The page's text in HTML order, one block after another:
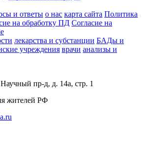
и ответы о нас карта сайта Политика
на обработку ПД Согласие на
лекарства и субстанции БАДы и
учреждения врачи анализы и
пр-д, д. 14а, стр. 1
жителей РФ